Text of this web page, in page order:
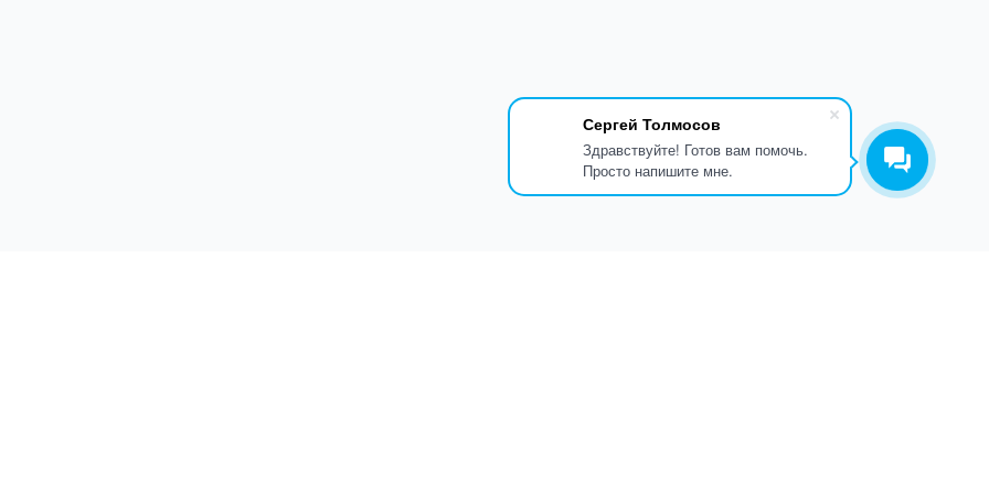
Сергей Толмосов
Здравствуйте! Готов вам помочь.
Просто напишите мне.